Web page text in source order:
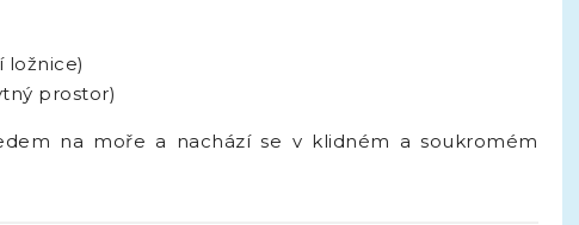
ložnice)
prostor)
na moře a nachází se v klidném a soukromém